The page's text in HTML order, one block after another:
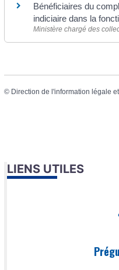
Bénéficiaires du
indiciaire dans la
Ministère chargé des
© Direction de l'information légale
LIENS UTILES